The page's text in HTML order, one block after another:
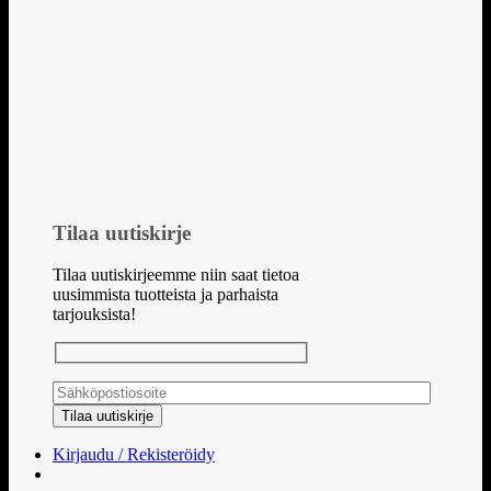
Tilaa uutiskirje
Tilaa uutiskirjeemme niin saat tietoa
uusimmista tuotteista ja parhaista
tarjouksista!
Kirjaudu / Rekisteröidy